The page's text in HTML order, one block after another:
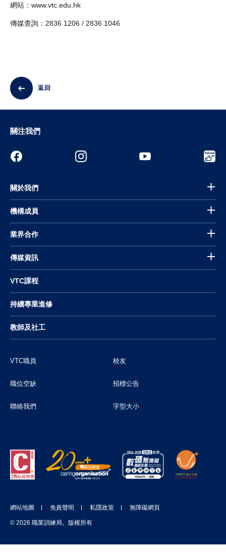
網站：www.vtc.edu.hk
傳媒查詢：2836 1206 / 2836 1046
返回
關注我們
關於我們
機構成員
業界合作
傳媒資訊
VTC課程
持續專業進修
教師及社工
VTC職員 校友
職位空缺 招標公告
聯絡我們 字型大小
網站地圖 免責聲明 私隱政策 無障礙網頁
© 2026 職業訓練局。版權所有